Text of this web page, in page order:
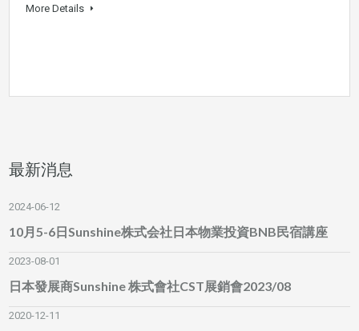
More Details
最新消息
2024-06-12
10月5-6日Sunshine株式会社日本物業投資BNB民宿講座
2023-08-01
日本發展商Sunshine 株式會社CST展銷會2023/08
2020-12-11